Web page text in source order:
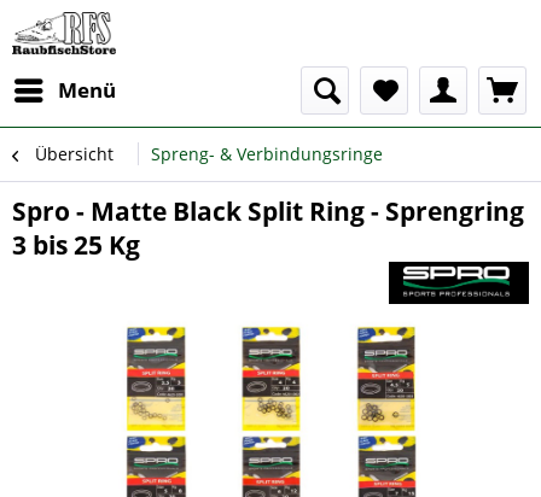
Menü
Übersicht Spreng- & Verbindungsringe
Spro - Matte Black Split Ring - Sprengring
3 bis 25 Kg